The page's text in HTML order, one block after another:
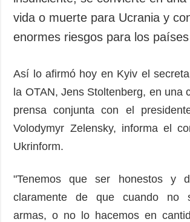
ADICIONAL
Publicaciones
Entrevistas
Fotos
Video
Releases
vida o muerte para Ucrania y
enormes riesgos para los
Así lo afirmó hoy en Kyiv el
la OTAN, Jens Stoltenberg, en una
prensa conjunta con el
Volodymyr Zelensky, informa el
Ukrinform.
"Tenemos que ser honestos y
claramente de que cuando no
armas, o no lo hacemos en